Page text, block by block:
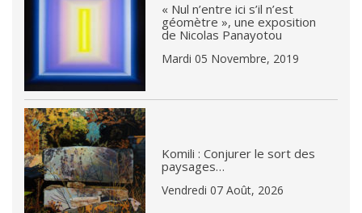
« Nul n’entre ici s’il n’est
géomètre », une exposition
de Nicolas Panayotou
Mardi 05 Novembre, 2019
Komili : Conjurer le sort des
paysages…
Vendredi 07 Août, 2026